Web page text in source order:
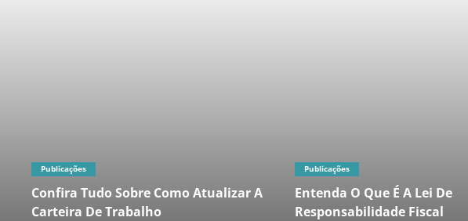
Publicações
Confira Tudo Sobre Como Atualizar A
Carteira De Trabalho
Publicações
Entenda O Que É A Lei De
Responsabilidade Fiscal